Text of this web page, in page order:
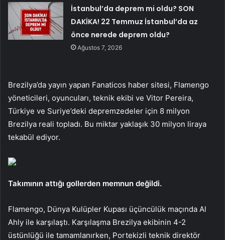
İstanbul’da deprem mi oldu? SON
DAKİKA! 22 Temmuz İstanbul’da az
önce nerede deprem oldu?
Ağustos 7, 2026
Brezilya’da yayın yapan Fanaticos haber sitesi, Flamengo
yöneticileri, oyuncuları, teknik ekibi ve Vitor Pereira,
Türkiye ve Suriye’deki depremzedeler için 8 milyon
Brezilya reali topladı. Bu miktar yaklaşık 30 milyon liraya
tekabül ediyor.
Takımının attığı gollerden memnun değildi.
Flamengo, Dünya Kulüpler Kupası üçüncülük maçında Al
Ahly ile karşılaştı. Karşılaşma Brezilya ekibinin 4-2
üstünlüğü ile tamamlanırken, Portekizli teknik direktör